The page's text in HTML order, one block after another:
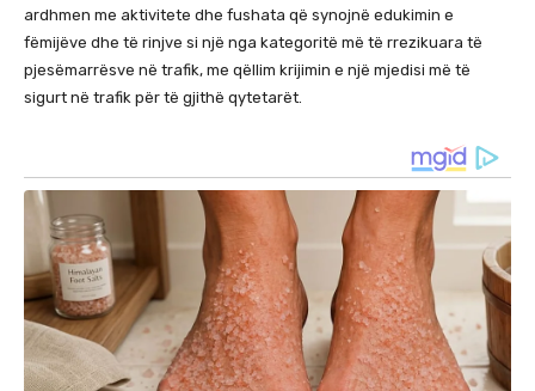
ardhmen me aktivitete dhe fushata që synojnë edukimin e
fëmijëve dhe të rinjve si një nga kategoritë më të rrezikuara të
pjesëmarrësve në trafik, me qëllim krijimin e një mjedisi më të
sigurt në trafik për të gjithë qytetarët.